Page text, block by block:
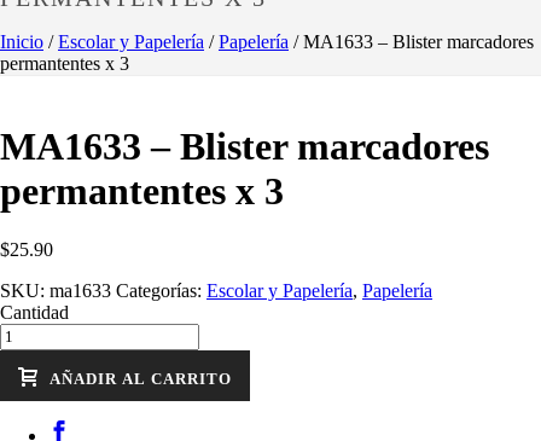
Inicio /Escolar y Papelería /Papelería / MA1633 – Blister marcadores
permantentes x 3
MA1633 – Blister marcadores
permantentes x 3
$25.90
SKU: ma1633 Categorías: Escolar y Papelería, Papelería
Cantidad
AÑADIR AL CARRITO